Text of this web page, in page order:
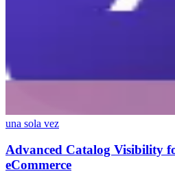
una sola vez
Advanced Catalog Visibility
eCommerce